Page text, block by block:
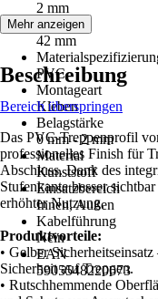
2 mm
Höhe
42 mm
PVC
Montageart
Kleben
Belagstärke
0 mm - 2 mm
Material
Kunststoff
Einsatzbereich
Innen, Außen
Kabelführung
Nein
EAN
5905548220673
Mehr anzeigen
Beschreibung
Bereich überspringen
Das PVC-Treppenprofil
professionelles Finish für
Abschluss. Dank des
Stufenkante besser
erhöhter Nutzung.
Produktvorteile:
• Gelber
Sicherheit auf Treppen.
• Rutschhemmende